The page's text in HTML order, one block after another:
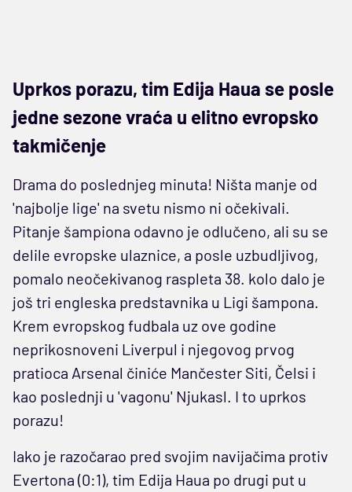
Uprkos porazu, tim Edija Haua se posle
jedne sezone vraća u elitno evropsko
takmičenje
Drama do poslednjeg minuta! Ništa manje od
'najbolje lige' na svetu nismo ni očekivali.
Pitanje šampiona odavno je odlučeno, ali su se
delile evropske ulaznice, a posle uzbudljivog,
pomalo neočekivanog raspleta 38. kolo dalo je
još tri engleska predstavnika u Ligi šampona.
Krem evropskog fudbala uz ove godine
neprikosnoveni Liverpul i njegovog prvog
pratioca Arsenal činiće Mančester Siti, Čelsi i
kao poslednji u 'vagonu' Njukasl. I to uprkos
porazu!
Iako je razočarao pred svojim navijačima protiv
Evertona (0:1), tim Edija Haua po drugi put u